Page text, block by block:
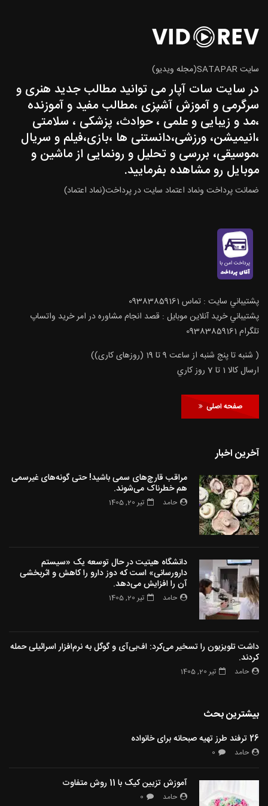
سایت SATAPAR(مجله ویدیو)
در سایت سات آپار می توانید مطالب جدید هنری و
سرگرمی و آموزش آشپزی ،مطالب مفید و آموزنده
،مد و زیبایی و علمی ، حوادث، پزشکی ، سلامتی
،انیمیشن، ورزشی،دانستنی ها ،بازی،فیلم و سریال
،موسیقی، بررسی و تحلیل و رونمایی از ماشین و
موبایل رو مشاهده بفرمایید.
ضمانت پرداخت ونماد اعتماد سایت در پرداخت(نماد اعتماد)
پشتيباني سايت : تماس 09383859161
پشتيباني خريد آنلاين موبايل : قصد انجام مشاوره در امر خرید واتساپ
تلگرام 09383859161
( شنبه تا پنج شنبه از ساعت 9 تا 19 (روزهای کاری))
ارسال كالا 1 تا 7 روز كاري
صفحه اصلی
آخرین اخبار
مراقب قارچ‌های سمی باشید! حتی گونه‌های غیرسمی
هم خطرناک می‌شوند.
حامد تیر 20, 1405
دانشگاه هیتیت در حال توسعه یک «سیستم
دارورسانی» است که دوز دارو را کاهش و اثربخشی
آن را افزایش می‌دهد.
حامد تیر 20, 1405
داشت تلویزیون را تسخیر می‌کرد: اف‌بی‌آی و گوگل به نرم‌افزار اسرائیلی حمله
کردند.
حامد تیر 20, 1405
بیشترین بحث
26 ترفند طرز تهیه صبحانه برای خانواده
حامد 0
آموزش تزیین کیک با 11 روش متفاوت
حامد 0